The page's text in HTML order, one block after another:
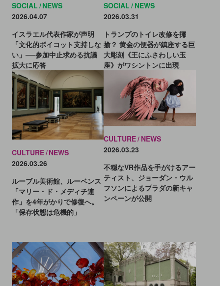
SOCIAL NEWS
2026.04.07
イスラエル代表作家が声明
「文化的ボイコット支持しな
い」──参加中止求める抗議
拡大に応答
SOCIAL NEWS
2026.03.31
トランプのトイレ改修を揶
揄？ 黄金の便器が鎮座する巨
大彫刻《王にふさわしい玉
座》がワシントンに出現
CULTURE NEWS
2026.03.26
ルーブル美術館、ルーベンス
「マリー・ド・メディチ連
作」を4年がかりで修復へ。
「保存状態は危機的」
CULTURE NEWS
2026.03.23
不穏なVR作品を手がけるアー
ティスト、ジョーダン・ウル
フソンによるプラダの新キャ
ンペーンが公開